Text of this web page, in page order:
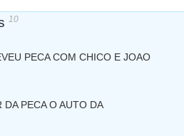
10
PECA COM CHICO E JOAO
DA PECA O AUTO DA